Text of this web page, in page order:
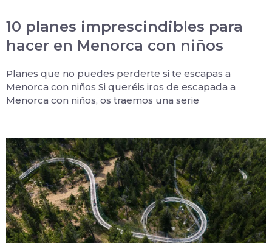
10 planes imprescindibles para
hacer en Menorca con niños
Planes que no puedes perderte si te escapas a
Menorca con niños Si queréis iros de escapada a
Menorca con niños, os traemos una serie